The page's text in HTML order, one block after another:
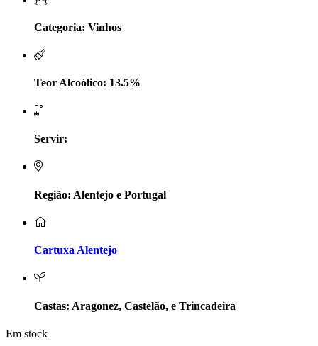
LV Lobo Vasconcelos Alentejo
Mouchão Alentejo
Oboe - Douro
Categoria: Vinhos
Teor Alcoólico: 13.5%
Servir:
Região: Alentejo e Portugal
Cartuxa Alentejo
Castas: Aragonez, Castelão, e Trincadeira
Em stock